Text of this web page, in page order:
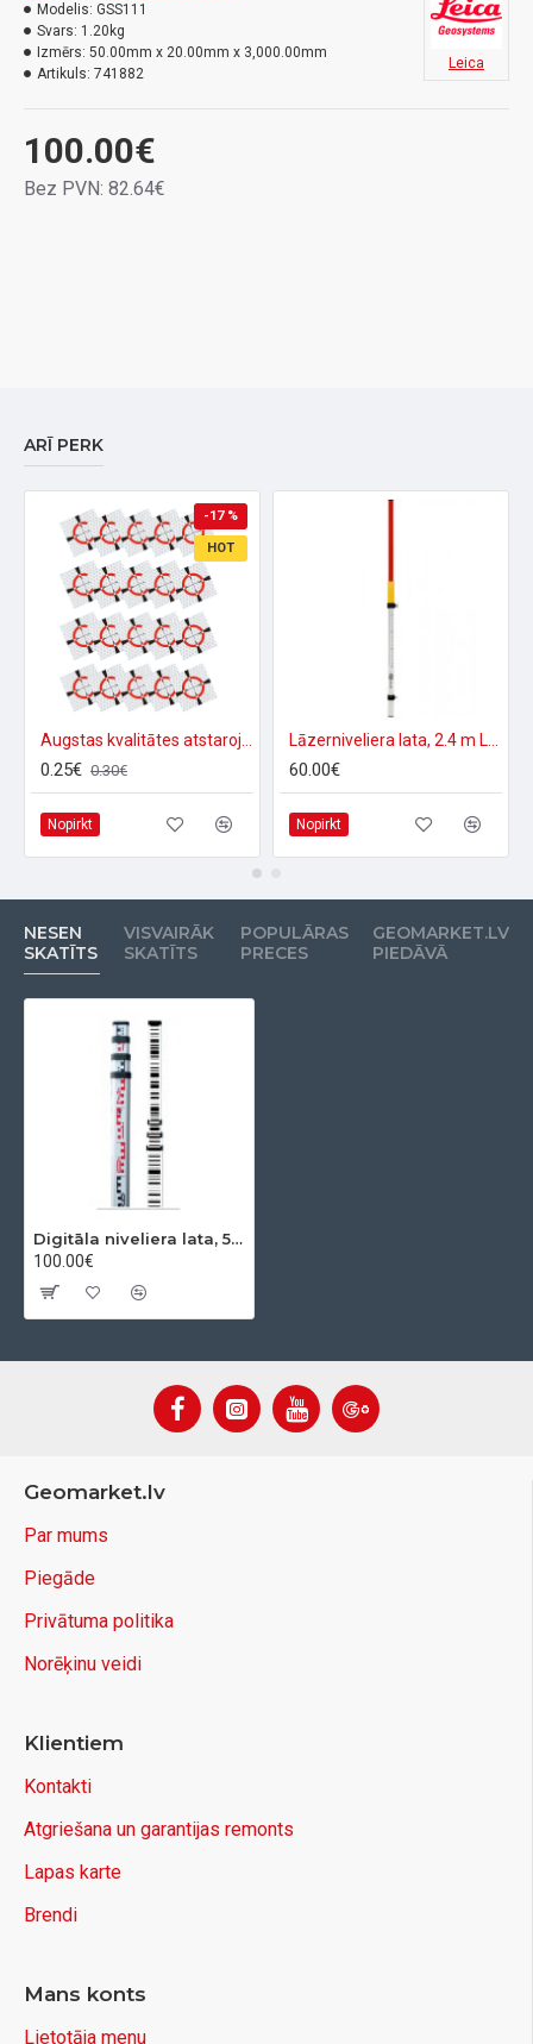
100.00€
Bez PVN: 82.64€
Modelis: GSS111
Svars: 1.20kg
Izmērs: 50.00mm x 20.00mm x 3,000.00mm
Artikuls: 741882
Leica
ARĪ PERK
HOT
-17 %
0.25€ 0.30€
Nopirkt
60.00€
Nopirkt
NESEN
SKATĪTS
VISVAIRĀK
SKATĪTS
POPULĀRAS
PRECES
GEOMARKET.LV
PIEDĀVĀ
Digitāla niveliera lata, 5.00 m GSS111
100.00€
Geomarket.lv
Par mums
Piegāde
Privātuma politika
Norēķinu veidi
Klientiem
Kontakti
Atgriešana un garantijas remonts
Lapas karte
Brendi
Mans konts
Lietotāja menu